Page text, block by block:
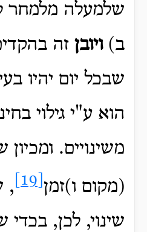
שלמעלה מלמחר
ב)ויובן זה
שבכל יום יהיו
הוא ע"י גילוי
משינויים.
(מקום ו)זמן
,
שינוי, לכן, בכדי